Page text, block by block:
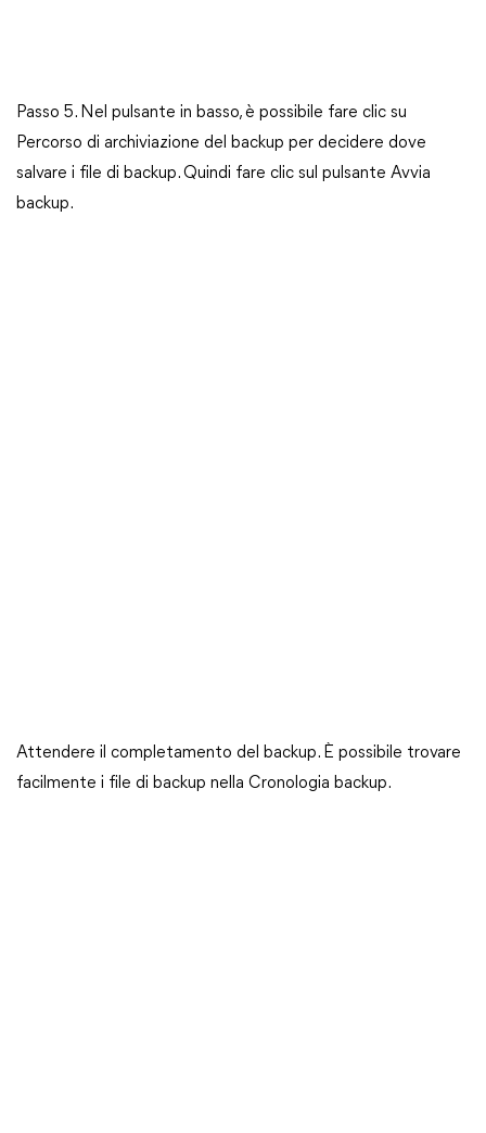
Passo 5. Nel pulsante in basso, è possibile fare clic su
Percorso di archiviazione del backup per decidere dove
salvare i file di backup. Quindi fare clic sul pulsante Avvia
backup.
Attendere il completamento del backup. È possibile trovare
facilmente i file di backup nella Cronologia backup.